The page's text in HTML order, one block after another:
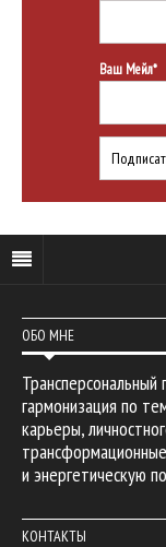
Ваш Мейл*
ОБО МНЕ
Трансперсональный
гармонизация по
карьеры,
и энергетическую
КОНТАКТЫ